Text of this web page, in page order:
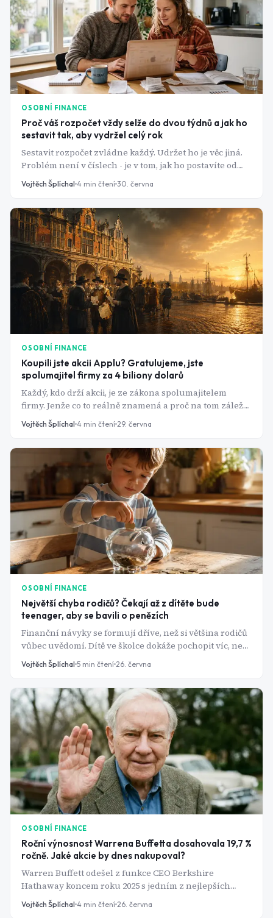
OSOBNÍ FINANCE
Proč váš rozpočet vždy selže do dvou týdnů a jak ho
sestavit tak, aby vydržel celý rok
Sestavit rozpočet zvládne každý. Udržet ho je věc jiná.
Problém není v číslech - je v tom, jak ho postavíte od
začátku. Tady je návod, který neskončí v šuplíku.
Vojtěch Šplíchal 4 min čtení 30. června
OSOBNÍ FINANCE
Koupili jste akcii Applu? Gratulujeme, jste
spolumajitel firmy za 4 biliony dolarů
Každý, kdo drží akcii, je ze zákona spolumajitelem
firmy. Jenže co to reálně znamená a proč na tom záleží
víc, než si většina lidí myslí?
Vojtěch Šplíchal 4 min čtení 29. června
OSOBNÍ FINANCE
Největší chyba rodičů? Čekají až z dítěte bude
teenager, aby se bavili o penězích
Finanční návyky se formují dříve, než si většina rodičů
vůbec uvědomí. Dítě ve školce dokáže pochopit víc, než
čekáte - a každý promarněný rok se pak těžko dohání.
Vojtěch Šplíchal 5 min čtení 26. června
OSOBNÍ FINANCE
Roční výnosnost Warrena Buffetta dosahovala 19,7 %
ročně. Jaké akcie by dnes nakupoval?
Warren Buffett odešel z funkce CEO Berkshire
Hathaway koncem roku 2025 s jedním z nejlepších
investičních záznamů v historii - anualizovaných 19,7
% za šedesát let. Jenže jeho strategie není žádné
Vojtěch Šplíchal 4 min čtení 26. června